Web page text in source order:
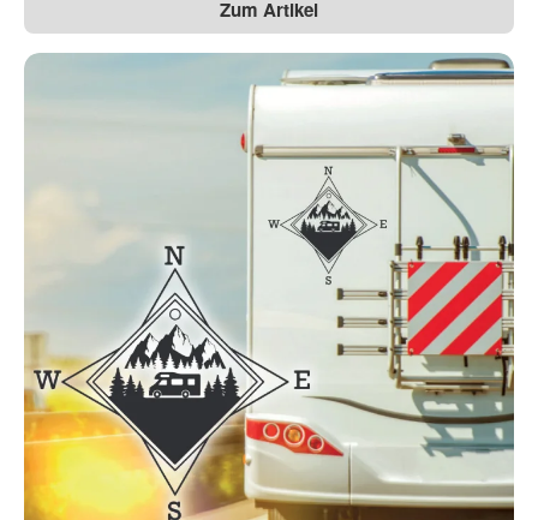
Zum Artikel